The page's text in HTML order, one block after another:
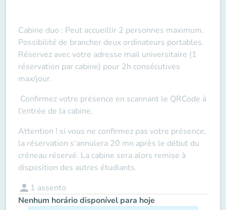
Cabine duo : Peut accueillir 2 personnes maximum.
Possibilité de brancher deux ordinateurs portables.
Réservez avec votre adresse mail universitaire (1
réservation par cabine) pour 2h consécutives
max/jour.
Confirmez votre présence en scannant le QRCode à
l’entrée de la cabine.
Attention ! si vous ne confirmez pas votre présence,
la réservation s’annulera 20 mn après le début du
créneau réservé. La cabine sera alors remise à
disposition des autres étudiants.
person 1 assento
Nenhum horário disponível para hoje